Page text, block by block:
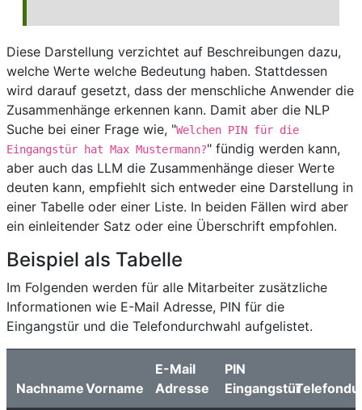
Diese Darstellung verzichtet auf Beschreibungen dazu,
welche Werte welche Bedeutung haben. Stattdessen
wird darauf gesetzt, dass der menschliche Anwender die
Zusammenhänge erkennen kann. Damit aber die NLP
Suche bei einer Frage wie, "Welchen PIN für die
Eingangstür hat Max Mustermann?" fündig werden kann,
aber auch das LLM die Zusammenhänge dieser Werte
deuten kann, empfiehlt sich entweder eine Darstellung in
einer Tabelle oder einer Liste. In beiden Fällen wird aber
ein einleitender Satz oder eine Überschrift empfohlen.
Beispiel als Tabelle
Im Folgenden werden für alle Mitarbeiter zusätzliche
Informationen wie E-Mail Adresse, PIN für die
Eingangstür und die Telefondurchwahl aufgelistet.
NachnameVorname
E-Mail
Adresse
PIN
Eingangstür